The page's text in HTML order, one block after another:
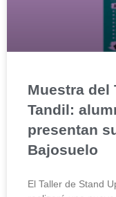
Muestra del
Tandil:
presentan
Bajosuelo
El Taller de Stand